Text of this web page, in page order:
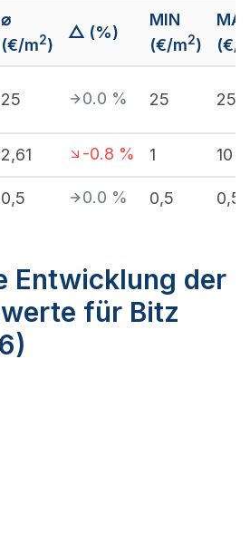
⌀
(€/m2)
△ (%)
MIN
(€/m2)
(€/
25 0.0 % 25 25
2,61 -0.8 % 1 10
0,5 0.0 % 0,5 0,5
Entwicklung der
für Bitz